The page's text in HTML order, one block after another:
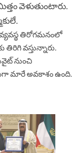
వెళుతుంటారు.
తిరోగమనంలో
తిరిగి వస్తున్నారు.
నుంచి
మారే అవకాశం ఉంది.